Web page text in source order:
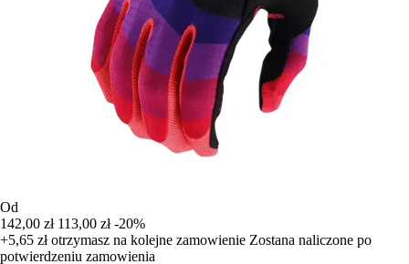
Od
142,00 zł 113,00 zł -20%
+5,65 złotrzymasz na kolejne zamowienie Zostana naliczone po
potwierdzeniu zamowienia